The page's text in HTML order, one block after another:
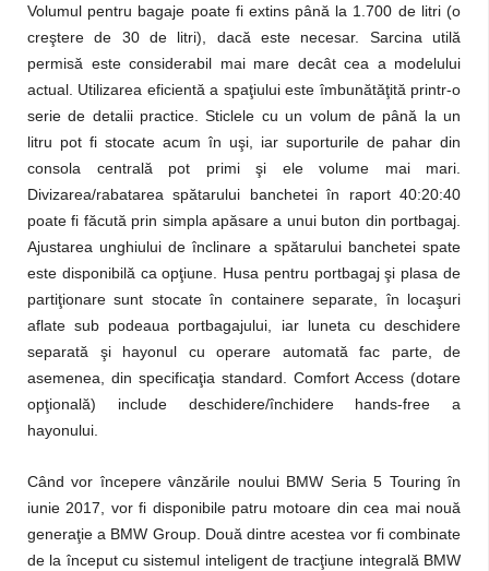
Volumul pentru bagaje poate fi extins până la 1.700 de litri (o
creştere de 30 de litri), dacă este necesar. Sarcina utilă
permisă este considerabil mai mare decât cea a modelului
actual. Utilizarea eficientă a spaţiului este îmbunătăţită printr-o
serie de detalii practice. Sticlele cu un volum de până la un
litru pot fi stocate acum în uşi, iar suporturile de pahar din
consola centrală pot primi şi ele volume mai mari.
Divizarea/rabatarea spătarului banchetei în raport 40:20:40
poate fi făcută prin simpla apăsare a unui buton din portbagaj.
Ajustarea unghiului de înclinare a spătarului banchetei spate
este disponibilă ca opţiune. Husa pentru portbagaj şi plasa de
partiţionare sunt stocate în containere separate, în locaşuri
aflate sub podeaua portbagajului, iar luneta cu deschidere
separată şi hayonul cu operare automată fac parte, de
asemenea, din specificaţia standard. Comfort Access (dotare
opţională) include deschidere/închidere hands-free a
hayonului.
Când vor începere vânzările noului BMW Seria 5 Touring în
iunie 2017, vor fi disponibile patru motoare din cea mai nouă
generaţie a BMW Group. Două dintre acestea vor fi combinate
de la început cu sistemul inteligent de tracţiune integrală BMW